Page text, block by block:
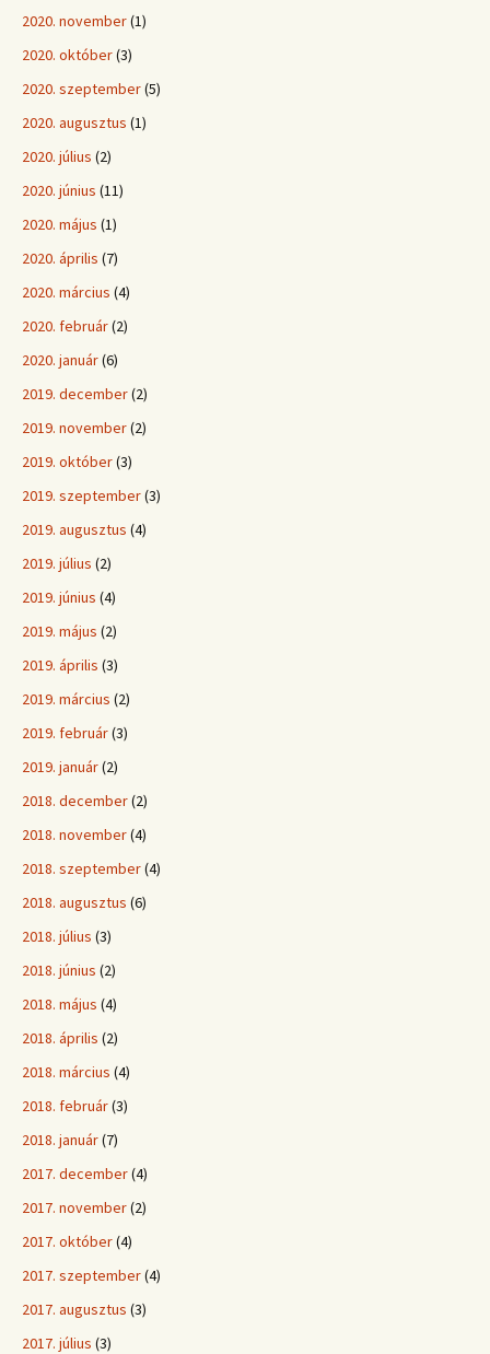
2020. november(1)
2020. október(3)
2020. szeptember(5)
2020. augusztus (1)
2020. július (2)
2020. június (11)
2020. május (1)
2020. április (7)
2020. március (4)
2020. február(2)
2020. január(6)
2019. december(2)
2019. november(2)
2019. október(3)
2019. szeptember(3)
2019. augusztus (4)
2019. július (2)
2019. június (4)
2019. május (2)
2019. április (3)
2019. március (2)
2019. február(3)
2019. január(2)
2018. december(2)
2018. november(4)
2018. szeptember(4)
2018. augusztus (6)
2018. július (3)
2018. június (2)
2018. május (4)
2018. április (2)
2018. március (4)
2018. február(3)
2018. január(7)
2017. december(4)
2017. november(2)
2017. október(4)
2017. szeptember(4)
2017. augusztus (3)
2017. július (3)